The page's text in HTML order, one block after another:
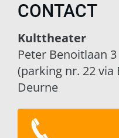
CONTACT
Kulttheater
Peter Benoitlaan 3
(parking nr. 22 via
Deurne